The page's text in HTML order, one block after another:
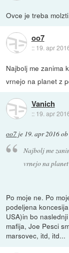
Ovce je treba
oo7
:: 19. apr
Najbolj me zanima
vrnejo na planet z
Vanich
:: 19. apr
oo7 je 19. apr 2016
Najbolj me
vrnejo na
Po moje ne. Po
podeljena
USA)in bo
mafija, Joe Pesci
marsovec, itd, itd...